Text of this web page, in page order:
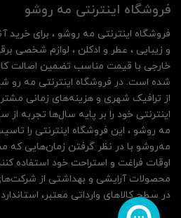
فروشگاه اینترنتی مه‌ رو‌شو
فروشگاه اینترنتی مه‌ رو‌شو ، برای خرید
و زیبایی ، عطر و ادکلن ، لوازم شخصی
خارجی با قیمت مناسب تضمین اصالت
شده است. در فروشگاه اینترنتی مه رو
از ترافیک شهری و هزینه‌های زمانی
مه روشو ، این فروشگاه اینترنتی را
مه‌رو‌شو با در نظر گرفتن زمان‌هایی که
اوقات فراغت و استراحت خود استفاده
محصولات آرایشی و بهداشتی از
در سطح کالاهای وارداتی معتبر،